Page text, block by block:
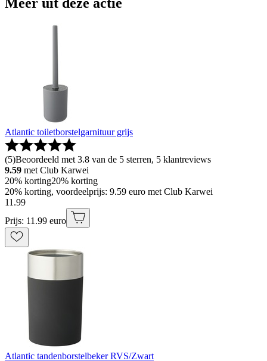
Atlantic toiletborstelgarnituur grijs
(5)Beoordeeld met 3.8 van de 5 sterren, 5 klantreviews
9.59 met Club Karwei
20% korting20% korting
20% korting, voordeelprijs: 9.59 euro met Club Karwei
11 .99
Prijs: 11.99 euro
Atlantic tandenborstelbeker RVS/Zwart